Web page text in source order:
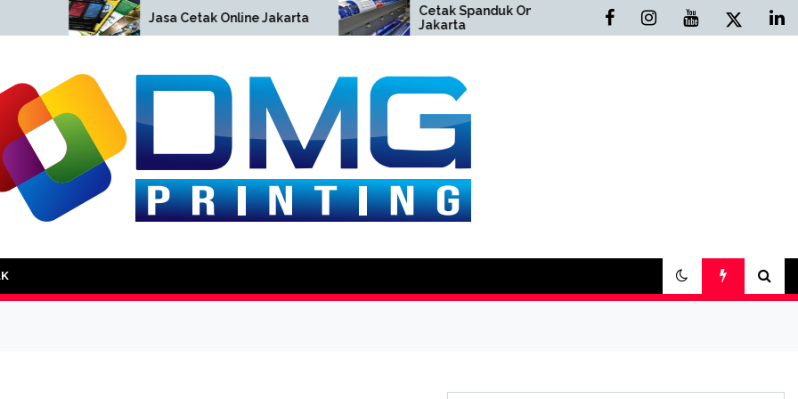
Jasa Cetak Online Jakarta
Cetak Spanduk Online
Jakarta
Cetak Buku Yasin Online
Printing